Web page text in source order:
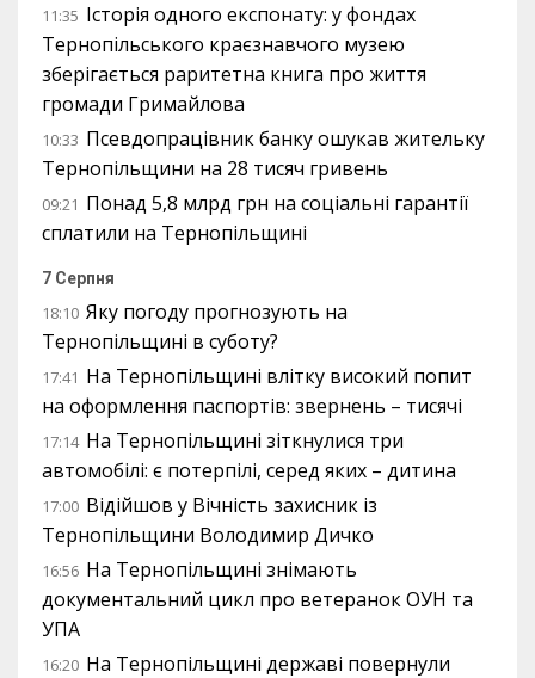
11:35 Історія одного експонату: у фондах
Тернопільського краєзнавчого музею
зберігається раритетна книга про життя
громади Гримайлова
10:33 Псевдопрацівник банку ошукав жительку
Тернопільщини на 28 тисяч гривень
09:21 Понад 5,8 млрд грн на соціальні гарантії
сплатили на Тернопільщині
7 Серпня
18:10 Яку погоду прогнозують на
Тернопільщині в суботу?
17:41 На Тернопільщині влітку високий попит
на оформлення паспортів: звернень – тисячі
17:14 На Тернопільщині зіткнулися три
автомобілі: є потерпілі, серед яких – дитина
17:00 Відійшов у Вічність захисник із
Тернопільщини Володимир Дичко
16:56 На Тернопільщині знімають
документальний цикл про ветеранок ОУН та
УПА
16:20 На Тернопільщині державі повернули